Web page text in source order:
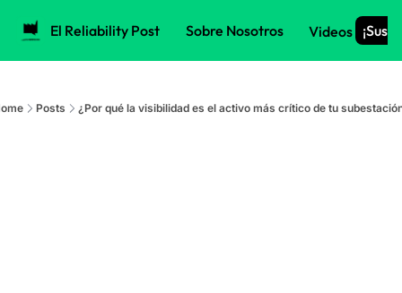
El Reliability Post Sobre Nosotros Videos
Posts ¿Por qué la visibilidad es el activo más crítico de tu